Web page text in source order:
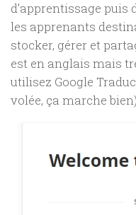
d’apprentissage puis
les apprenants
stocker, gérer et
est en anglais mais
utilisez Google
volée, ça marche